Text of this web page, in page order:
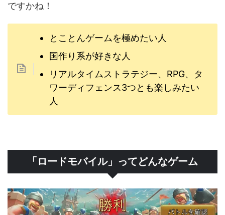
ですかね！
とことんゲームを極めたい人
国作り系が好きな人
リアルタイムストラテジー、RPG、タ
ワーディフェンス3つとも楽しみたい
人
「ロードモバイル」ってどんなゲーム